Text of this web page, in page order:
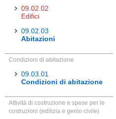
09.02.02
Edifici
09.02.03
Abitazioni
Condizioni di abitazione
09.03.01
Condizioni di abitazione
Attività di costruzione e spese per le
costruzioni (edilizia e genio civile)